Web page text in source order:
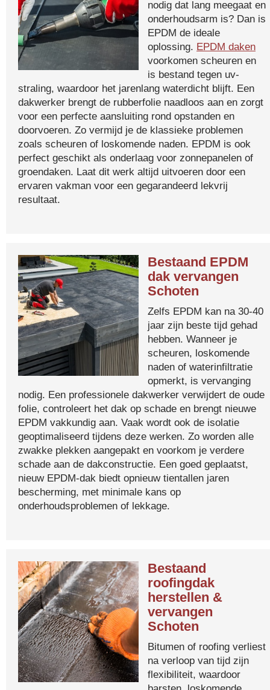
nodig dat lang meegaat en
onderhoudsarm is? Dan is
EPDM de ideale
oplossing. EPDM daken
voorkomen scheuren en
is bestand tegen uv-
straling, waardoor het jarenlang waterdicht blijft. Een
dakwerker brengt de rubberfolie naadloos aan en zorgt
voor een perfecte aansluiting rond opstanden en
doorvoeren. Zo vermijd je de klassieke problemen
zoals scheuren of loskomende naden. EPDM is ook
perfect geschikt als onderlaag voor zonnepanelen of
groendaken. Laat dit werk altijd uitvoeren door een
ervaren vakman voor een gegarandeerd lekvrij
resultaat.
Bestaand EPDM
dak vervangen
Schoten
Zelfs EPDM kan na 30-40
jaar zijn beste tijd gehad
hebben. Wanneer je
scheuren, loskomende
naden of waterinfiltratie
opmerkt, is vervanging
nodig. Een professionele dakwerker verwijdert de oude
folie, controleert het dak op schade en brengt nieuwe
EPDM vakkundig aan. Vaak wordt ook de isolatie
geoptimaliseerd tijdens deze werken. Zo worden alle
zwakke plekken aangepakt en voorkom je verdere
schade aan de dakconstructie. Een goed geplaatst,
nieuw EPDM-dak biedt opnieuw tientallen jaren
bescherming, met minimale kans op
onderhoudsproblemen of lekkage.
Bestaand
roofingdak
herstellen &
vervangen
Schoten
Bitumen of roofing verliest
na verloop van tijd zijn
flexibiliteit, waardoor